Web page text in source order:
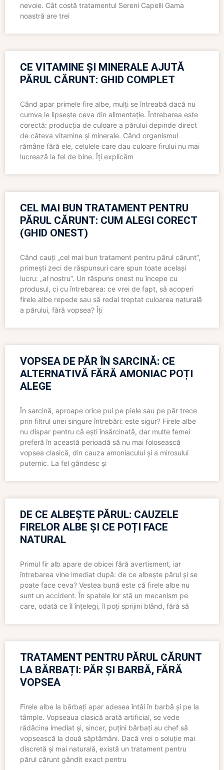
nevoie. Cât costă tratamentul Sereni Capelli Gama
noastră are trei
CE VITAMINE ȘI MINERALE AJUTĂ
PĂRUL CĂRUNT: GHID COMPLET
Când apar primele fire albe, mulți se întreabă dacă nu
cumva le lipsește ceva din alimentație. Întrebarea este
corectă: producția de culoare a părului depinde direct
de câteva vitamine și minerale. Când organismul
rămâne fără ele, celulele care dau culoare firului nu mai
lucrează la fel de bine. Îți explicăm
CEL MAI BUN TRATAMENT PENTRU
PĂRUL CĂRUNT: CUM ALEGI CORECT
(GHID ONEST)
Când cauți „cel mai bun tratament pentru părul cărunt”,
primești zeci de răspunsuri care spun toate același
lucru: „al nostru”. Un răspuns onest nu începe cu
produsul, ci cu întrebarea: ce vrei de fapt, să acoperi
firele albe repede sau să redai treptat culoarea naturală
a părului, fără vopsea? Îți
VOPSEA DE PĂR ÎN SARCINĂ: CE
ALTERNATIVĂ FĂRĂ AMONIAC POȚI
ALEGE
În sarcină, aproape orice pui pe piele sau pe păr trece
prin filtrul unei singure întrebări: este sigur? Firele albe
nu dispar pentru că ești însărcinată, dar multe femei
preferă în această perioadă să nu mai folosească
vopsea clasică, din cauza amoniacului și a mirosului
puternic. La fel gândesc și
DE CE ALBEȘTE PĂRUL: CAUZELE
FIRELOR ALBE ȘI CE POȚI FACE
NATURAL
Primul fir alb apare de obicei fără avertisment, iar
întrebarea vine imediat după: de ce albește părul și se
poate face ceva? Vestea bună este că firele albe nu
sunt un accident. În spatele lor stă un mecanism pe
care, odată ce îl înțelegi, îl poți sprijini blând, fără să
TRATAMENT PENTRU PĂRUL CĂRUNT
LA BĂRBAȚI: PĂR ȘI BARBĂ, FĂRĂ
VOPSEA
Firele albe la bărbați apar adesea întâi în barbă și pe la
tâmple. Vopseaua clasică arată artificial, se vede
rădăcina imediat și, sincer, puțini bărbați au chef să
vopsească la două săptămâni. Dacă vrei o soluție mai
discretă și mai naturală, există un tratament pentru
părul cărunt gândit exact pentru